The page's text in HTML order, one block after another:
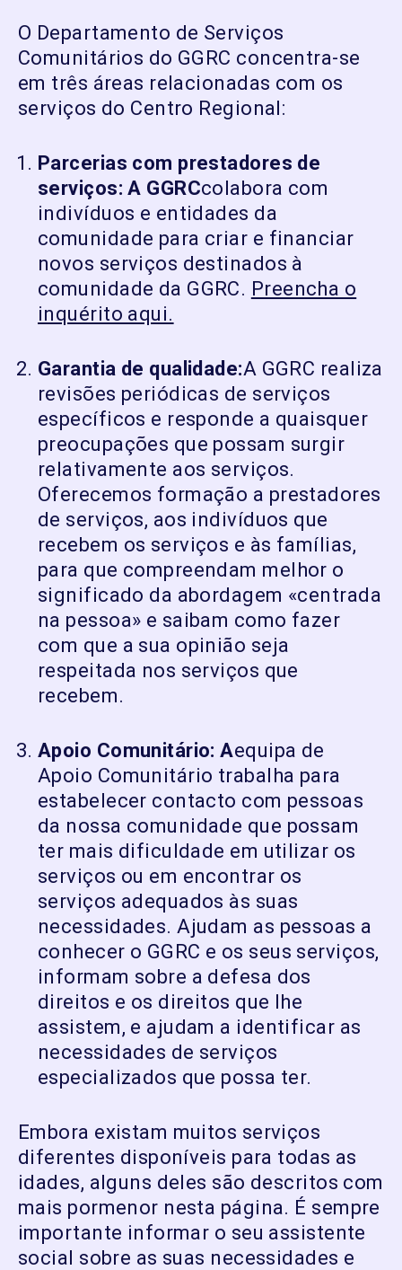
O Departamento de Serviços
Comunitários do GGRC concentra-se
em três áreas relacionadas com os
serviços do Centro Regional:
Parcerias com prestadores de
serviços: A GGRCcolabora com
indivíduos e entidades da
comunidade para criar e financiar
novos serviços destinados à
comunidade da GGRC. Preencha o
inquérito aqui.
Garantia de qualidade:A GGRC realiza
revisões periódicas de serviços
específicos e responde a quaisquer
preocupações que possam surgir
relativamente aos serviços.
Oferecemos formação a prestadores
de serviços, aos indivíduos que
recebem os serviços e às famílias,
para que compreendam melhor o
significado da abordagem «centrada
na pessoa» e saibam como fazer
com que a sua opinião seja
respeitada nos serviços que
recebem.
Apoio Comunitário: Aequipa de
Apoio Comunitário trabalha para
estabelecer contacto com pessoas
da nossa comunidade que possam
ter mais dificuldade em utilizar os
serviços ou em encontrar os
serviços adequados às suas
necessidades. Ajudam as pessoas a
conhecer o GGRC e os seus serviços,
informam sobre a defesa dos
direitos e os direitos que lhe
assistem, e ajudam a identificar as
necessidades de serviços
especializados que possa ter.
Embora existam muitos serviços
diferentes disponíveis para todas as
idades, alguns deles são descritos com
mais pormenor nesta página. É sempre
importante informar o seu assistente
social sobre as suas necessidades e